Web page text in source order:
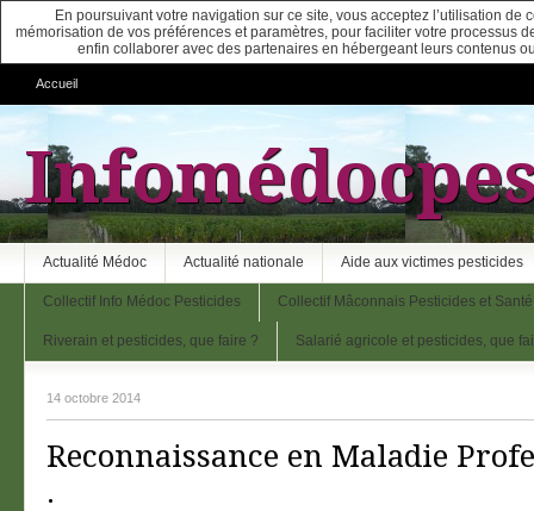
Accueil
Actualité Médoc Actualité nationale Aide aux victimes pesticides
Collectif Info Médoc Pesticides Collectif Mâconnais Pesticides et Santé
Riverain et pesticides, que faire ? Salarié agricole et pesticides, que
14 octobre 2014
Reconnaissance en Maladie
.
En poursuivant votre navigation sur ce site, vous acceptez l’utilisation
mémorisation de vos préférences et paramètres, pour faciliter votre processus
enfin collaborer avec des partenaires en hébergeant leurs contenus